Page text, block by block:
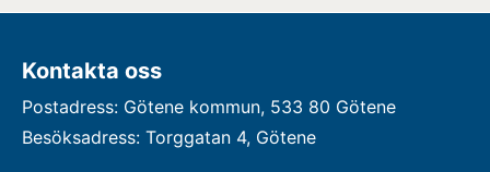
Kontakta oss
Postadress: Götene kommun, 533 80 Götene
Besöksadress: Torggatan 4, Götene